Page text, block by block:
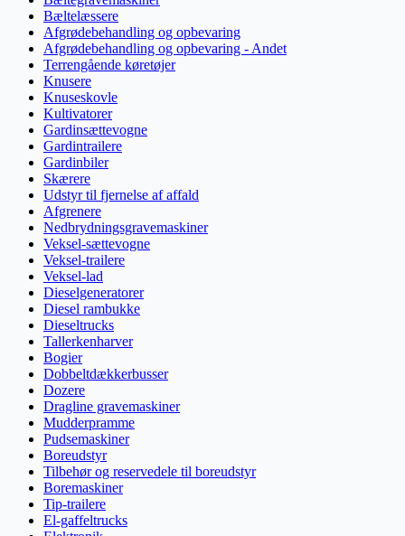
Bæltelæssere
Afgrødebehandling og opbevaring
Afgrødebehandling og opbevaring - Andet
Terrengående køretøjer
Knusere
Knuseskovle
Kultivatorer
Gardinsættevogne
Gardintrailere
Gardinbiler
Skærere
Udstyr til fjernelse af affald
Afgrenere
Nedbrydningsgravemaskiner
Veksel-sættevogne
Veksel-trailere
Veksel-lad
Dieselgeneratorer
Diesel rambukke
Dieseltrucks
Tallerkenharver
Bogier
Dobbeltdækkerbusser
Dozere
Dragline gravemaskiner
Mudderpramme
Pudsemaskiner
Boreudstyr
Tilbehør og reservedele til boreudstyr
Boremaskiner
Tip-trailere
El-gaffeltrucks